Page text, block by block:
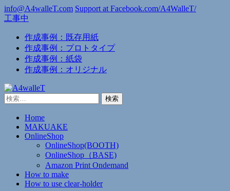
コ
ン
キ
ッ
プ
(Enter
info@A4walleT.com Support at Facebook.com/A4WalleT/
工事中
作成事例：既存用紙
作成事例：プロトタイプ
作成事例：紙袋
作成事例：オリジナル
検
Home
MAKUAKE
OnlineShop
OnlineShop(BOOTH)
OnlineShop（BASE)
Amazon Print Ondemand
How to make
How to use clear-holder